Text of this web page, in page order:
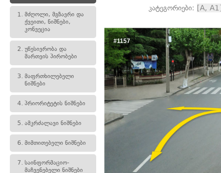
1. მძღოლი, მგზავრი და
ქვეითი, ნიშნები,
კონვეცია
2. უწესივრობა და
მართვის პირობები
3. მაფრთხილებელი
ნიშნები
4. პრიორიტეტის ნიშნები
5. ამკრძალავი ნიშნები
6. მიმთითებელი ნიშნები
7. საინფორმაციო-
მაჩვენებელი ნიშნები
კატეგორიები: [A,
#1157